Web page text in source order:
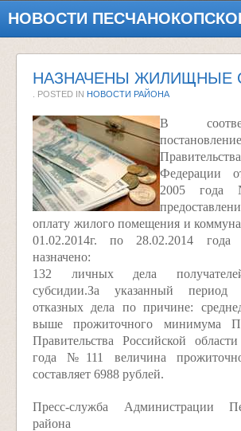
НОВОСТИ
НАЗНАЧЕНЫ ЖИЛИЩНЫЕ
. POSTED IN НОВОСТИ РАЙОНА
В
Федерации
2005
оплату жилого помещения и
01.02.2014г. по 28.02.2014
назначено:
132 личных дела
субсидии.За указанный
отказных дела по причине:
выше прожиточного минимума
Правительства Российской
года №111 величина
составляет 6988 рублей.
Пресс-служба Администрации
района